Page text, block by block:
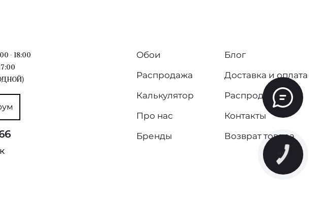
- 18:00
Обои
Распродажа
Калькулятор
Про нас
Бренды
Блог
Доставка и оплата
Распродажа
Контакты
Возврат товара